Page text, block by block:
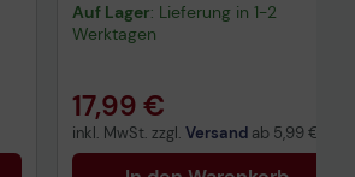
Auf Lager: Lieferung in 1-2
Werktagen
17,99 €
inkl. MwSt. zzgl. Versand ab 5,99 €